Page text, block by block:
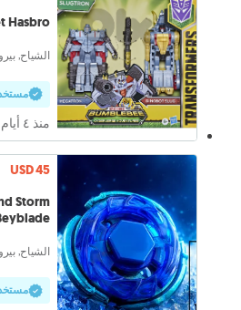
Hasbro
الشياح,
منذ ٤ أيام
USD 45
Storm
الشياح,